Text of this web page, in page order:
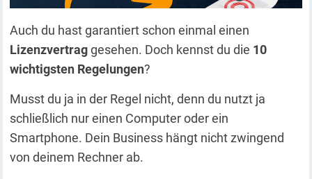
Auch du hast garantiert schon einmal einen
Lizenzvertraggesehen. Doch kennst du die 10
wichtigsten Regelungen?
Musst du ja in der Regel nicht, denn du nutzt ja
schließlich nur einen Computer oder ein
Smartphone. Dein Business hängt nicht zwingend
von deinem Rechner ab.